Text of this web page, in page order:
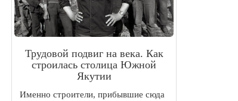
Трудовой подвиг на века. Как
строилась столица Южной
Якутии
Именно строители, прибывшие сюда